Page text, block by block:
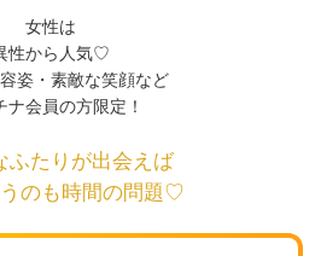
女性は
性から人気♡
姿・素敵な笑顔など
ナ会員の方限定！
ふたりが出会えば
のも時間の問題♡